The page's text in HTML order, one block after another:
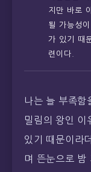
지만 바로
될 가능성
가 있기 때
련이다.
나는 늘 부족함
밀림의 왕인 이
있기 때문이라
며 뜬눈으로 밤